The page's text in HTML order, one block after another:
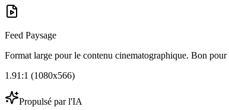
Feed Paysage
Format large pour le contenu cinematographique. Bon
1.91:1 (1080x566)
Propulsé par l'IA